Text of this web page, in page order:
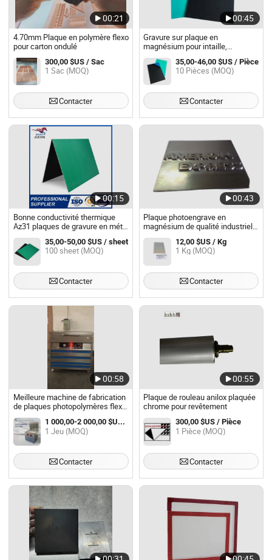
00:21
4.70mm Plaque en polymère flexo
pour carton ondulé
300,00 $US / Sac
1 Sac (MOQ)
Contacter
00:45
Gravure sur plaque en
magnésium pour intaille,
matrices thermiques, plaques,
récompenses35,00-46,00 $US / Pièce
10 Pièces (MOQ)
Contacter
00:15
Bonne conductivité thermique
Az31 plaques de gravure en métal
magnésium à vendre
35,00-50,00 $US / sheet
100 sheet (MOQ)
Contacter
00:43
Plaque photoengrave en
magnésium de qualité industrielle
pour impression en haute volume
12,00 $US / Kg
1 Kg (MOQ)
Contacter
00:58
Meilleure machine de fabrication
de plaques photopolymères flexo,
machine de lavage de plaques
flexo, machine à fabriquer des
plaques en résine
1 000,00-2 000,00 $US / Jeu
1 Jeu (MOQ)
Contacter
00:55
Plaque de rouleau anilox plaquée
chrome pour revêtement
300,00 $US / Pièce
1 Pièce (MOQ)
Contacter